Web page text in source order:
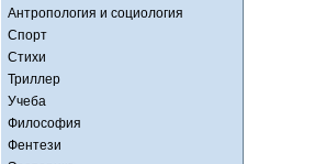
Антропология и социология
Спорт
Стихи
Триллер
Учеба
Философия
Фентези